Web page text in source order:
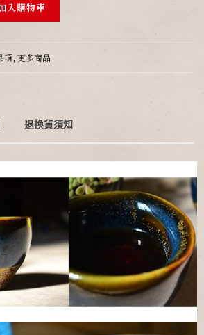
入購物車
項 更多商品
退換貨須知